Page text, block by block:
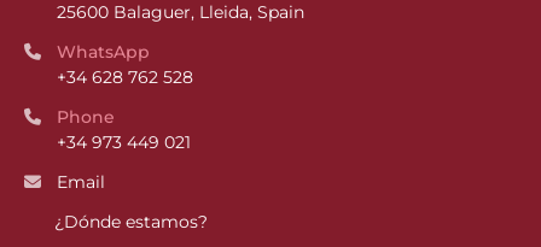
25600 Balaguer, Lleida, Spain
WhatsApp
+34 628 762 528
Phone
+34 973 449 021
Email
¿Dónde estamos?